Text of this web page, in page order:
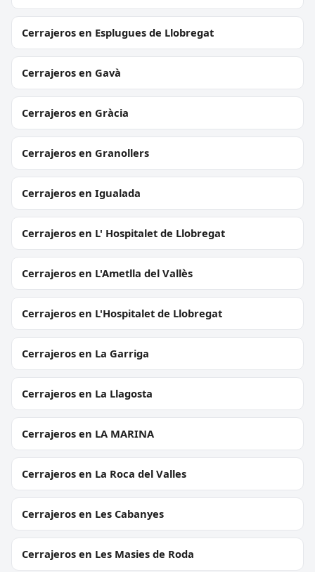
Cerrajeros en Esplugues de Llobregat
Cerrajeros en Gavà
Cerrajeros en Gràcia
Cerrajeros en Granollers
Cerrajeros en Igualada
Cerrajeros en L' Hospitalet de Llobregat
Cerrajeros en L'Ametlla del Vallès
Cerrajeros en L'Hospitalet de Llobregat
Cerrajeros en La Garriga
Cerrajeros en La Llagosta
Cerrajeros en LA MARINA
Cerrajeros en La Roca del Valles
Cerrajeros en Les Cabanyes
Cerrajeros en Les Masies de Roda